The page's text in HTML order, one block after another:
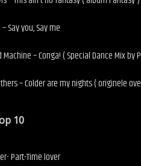
Say you, Say me
– Conga! ( Special Dance Mix by
– Colder are my nights ( originele
10
Part-Time lover